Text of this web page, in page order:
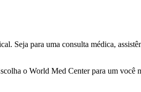
Seja para uma consulta médica,
o World Med Center para um você